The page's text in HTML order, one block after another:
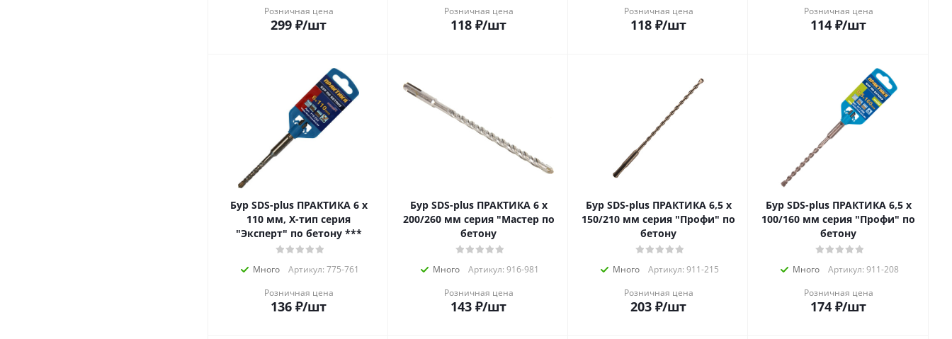
Розничная цена
299 ₽/шт
Розничная цена
118 ₽/шт
Розничная цена
118 ₽/шт
Розничная цена
114 ₽/шт
Бур SDS-plus ПРАКТИКА 6 х
110 мм, Х-тип серия
"Эксперт" по бетону ***
Много
Артикул: 775-761
Розничная цена
136 ₽/шт
Бур SDS-plus ПРАКТИКА 6 х
200/260 мм серия "Мастер по
бетону
Много
Артикул: 916-981
Розничная цена
143 ₽/шт
Бур SDS-plus ПРАКТИКА 6,5 х
150/210 мм серия "Профи" по
бетону
Много
Артикул: 911-215
Розничная цена
203 ₽/шт
Бур SDS-plus ПРАКТИКА 6,5 х
100/160 мм серия "Профи" по
бетону
Много
Артикул: 911-208
Розничная цена
174 ₽/шт